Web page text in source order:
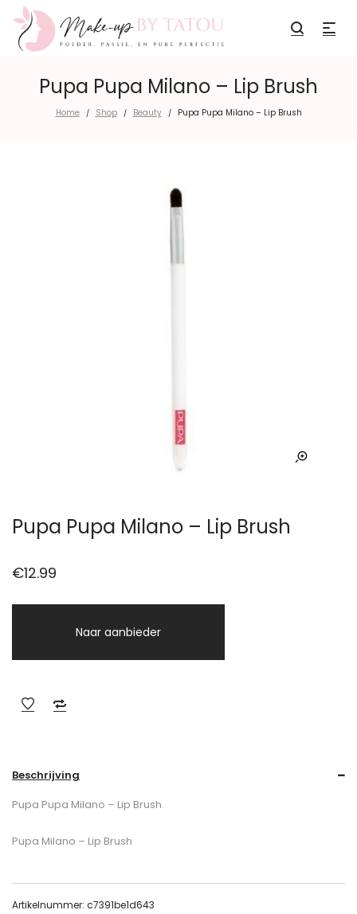
Pupa Pupa Milano – Lip Brush
Home / Shop / Beauty / Pupa Pupa Milano – Lip Brush
Pupa Pupa Milano – Lip Brush
€12.99
Naar aanbieder
Beschrijving
Pupa Pupa Milano – Lip Brush
Pupa Milano – Lip Brush
Artikelnummer: c7391be1d643